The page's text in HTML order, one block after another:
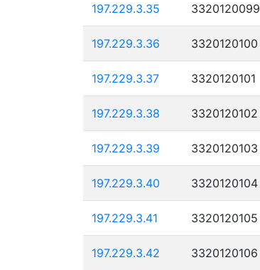
197.229.3.35 3320120099
197.229.3.36 3320120100
197.229.3.37 3320120101
197.229.3.38 3320120102
197.229.3.39 3320120103
197.229.3.40 3320120104
197.229.3.41 3320120105
197.229.3.42 3320120106